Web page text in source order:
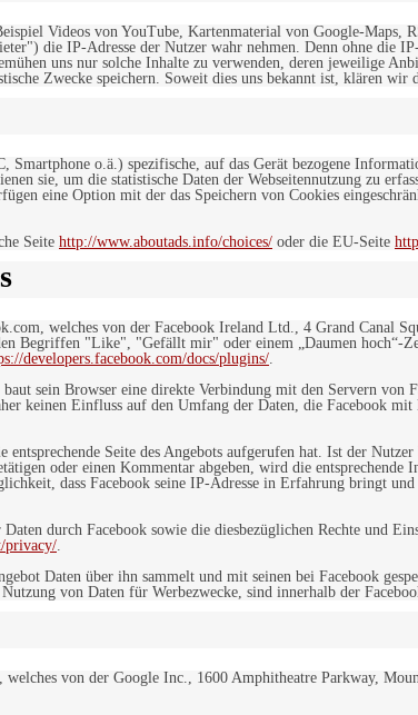
Videos von YouTube, Kartenmaterial von Google-Maps,
die IP-Adresse der Nutzer wahr nehmen. Denn ohne die
uns nur solche Inhalte zu verwenden, deren jeweilige
Zwecke speichern. Soweit dies uns bekannt ist, klären wir
o.ä.) spezifische, auf das Gerät bezogene
sie, um die statistische Daten der Webseitennutzung zu
eine Option mit der das Speichern von Cookies
Seite http://www.aboutads.info/choices/ oder die EU-Seite
welches von der Facebook Ireland Ltd., 4 Grand
Begriffen "Like", "Gefällt mir" oder einem „Daumen hoch“-
developers.facebook.com/docs/plugins/.
sein Browser eine direkte Verbindung mit den Servern
keinen Einfluss auf den Umfang der Daten, die Facebook
Seite des Angebots aufgerufen hat. Ist der
oder einen Kommentar abgeben, wird die
dass Facebook seine IP-Adresse in Erfahrung bringt
durch Facebook sowie die diesbezüglichen Rechte und
privacy/.
Daten über ihn sammelt und mit seinen bei Facebook
von Daten für Werbezwecke, sind innerhalb der
welches von der Google Inc., 1600 Amphitheatre Parkway,